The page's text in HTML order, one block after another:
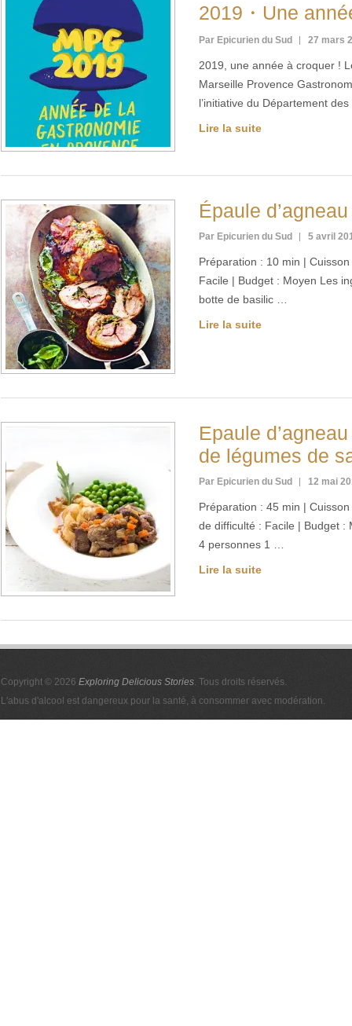
2019・Une
Par Epicurien du Sud 27 mars
2019, une année à croquer !
Marseille Provence
l’initiative du Département
Lire la suite
Épaule
Par Epicurien du Sud 5 avril
Préparation : 10 min |
Facile | Budget : Moyen Les
botte de basilic …
Lire la suite
Epaule
de légumes de
Par Epicurien du Sud 12 mai
Préparation : 45 min |
de difficulté : Facile | Budget :
4 personnes 1 …
Lire la suite
Copyright © 2026 Exploring Delicious Stories. Tous droits réservés.
L'abus d'alcool est dangereux pour la santé, à consommer avec modération.